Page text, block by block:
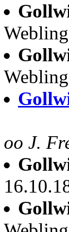
Webling
Webling
oo J.